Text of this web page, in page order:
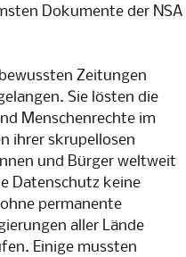
Dokumente der NSA
Zeitungen
Sie lösten die
Menschenrechte im
ihrer skrupellosen
und Bürger weltweit
Datenschutz keine
permanente
aller Lände
Einige mussten